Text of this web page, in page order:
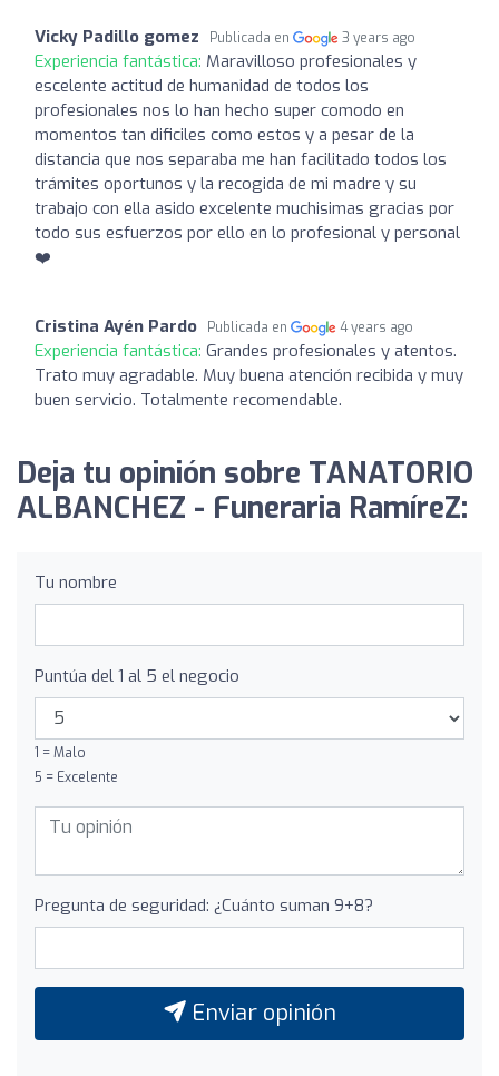
Vicky Padillo gomez Publicada en 3 years ago
Experiencia fantástica: Maravilloso profesionales y
escelente actitud de humanidad de todos los
profesionales nos lo han hecho super comodo en
momentos tan dificiles como estos y a pesar de la
distancia que nos separaba me han facilitado todos los
trámites oportunos y la recogida de mi madre y su
trabajo con ella asido excelente muchisimas gracias por
todo sus esfuerzos por ello en lo profesional y personal
❤️
Cristina Ayén Pardo Publicada en 4 years ago
Experiencia fantástica: Grandes profesionales y atentos.
Trato muy agradable. Muy buena atención recibida y muy
buen servicio. Totalmente recomendable.
Deja tu opinión sobre TANATORIO
ALBANCHEZ - Funeraria RamíreZ:
Tu nombre
Puntúa del 1 al 5 el negocio
1 = Malo
5 = Excelente
Pregunta de seguridad: ¿Cuánto suman 9+8?
Enviar opinión